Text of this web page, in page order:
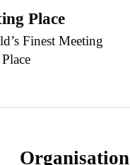
Place
Finest Meeting
Place
Organisation